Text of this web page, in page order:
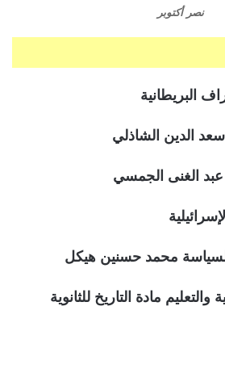
نصر أكتوبر
البريطانية
الدين الشاذلي
الغنى الجمسي
محمد حسنين هيكل
والتعليم مادة التاريخ للثانوية